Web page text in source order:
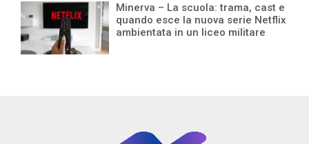
Minerva – La scuola: trama, cast e
quando esce la nuova serie Netflix
ambientata in un liceo militare